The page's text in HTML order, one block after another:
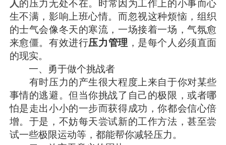
人的压力无处不在。时常因为工作上的小事而心
生不满，影响上班心情。而忽视这种烦恼，组织
的士气会像冬天的寒流，一场接着一场，气氛愈
来愈僵。有效进行压力管理 ，是每个人必须直面
的现实。
一、勇于做个挑战者
有时压力的产生很大程度上来自于你对某些
事情的逃避。但当你挑战了自己的极限，或者哪
怕是走出小小的一步而获得成功，你都会信心倍
增。于是，不妨每天尝试新的工作方法，甚至尝
试一些极限运动等，都能帮你减轻压力。